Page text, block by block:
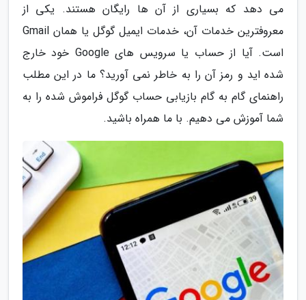
می دهد که بسیاری از آن ها رایگان هستند. یکی از
معروفترین خدمات آن، خدمات ایمیل گوگل یا همان Gmail
است. آیا از حساب یا سرویس های Google خود خارج
شده اید و رمز آن را به خاطر نمی آورید؟ ما در این مطلب
راهنمای گام به گام بازیابی حساب گوگل فراموش شده را به
شما آموزش می دهیم. با ما همراه باشید.